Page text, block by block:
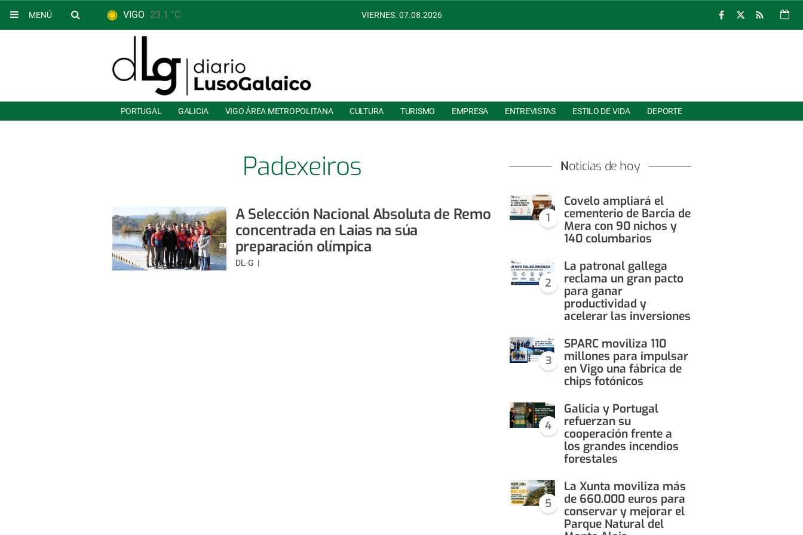
MENÚ VIGO 23.1 °C VIERNES. 07.08.2026
PORTUGAL GALICIA VIGO ÁREA METROPOLITANA CULTURA TURISMO EMPRESA ENTREVISTAS ESTILO DE VIDA DEPORTE
Padexeiros
A Selección Nacional Absoluta de Remo
concentrada en Laias na súa
preparación olímpica
DL-G
Noticias de hoy
1
Covelo ampliará el
cementerio de Barcia de
Mera con 90 nichos y
140 columbarios
2
La patronal gallega
reclama un gran pacto
para ganar
productividad y
acelerar las inversiones
3
SPARC moviliza 110
millones para impulsar
en Vigo una fábrica de
chips fotónicos
4
Galicia y Portugal
refuerzan su
cooperación frente a
los grandes incendios
forestales
5
La Xunta moviliza más
de 660.000 euros para
conservar y mejorar el
Parque Natural del